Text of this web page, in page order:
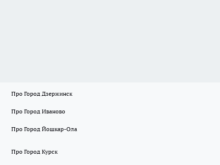
Про Город Дзержинск
Про Город Иваново
Про Город Йошкар-Ола
Про Город Курск